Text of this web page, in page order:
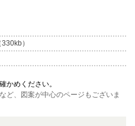
）
かめください。
ど、図案が中心のページもございま